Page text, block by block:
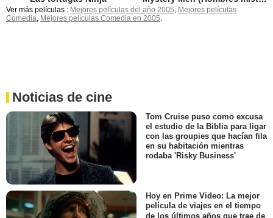
Ver más películas : Mejores películas del año 2005, Mejores películas
Comedia, Mejores películas Comedia en 2005.
Noticias de cine
Tom Cruise puso como excusa
el estudio de la Biblia para ligar
con las groupies que hacían fila
en su habitación mientras
rodaba 'Risky Business'
Hoy en Prime Video: La mejor
película de viajes en el tiempo
de los últimos años que trae de